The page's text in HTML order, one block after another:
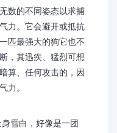
数的不同姿态以求捕
力。它会避开或抵抗
匹最强大的狗它也不
，其迅疾、猛烈可想
算、任何攻击的，因
力。
雪白，好像是一团